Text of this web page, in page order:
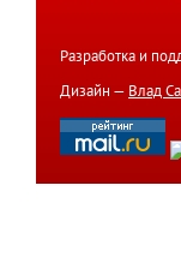
Разработка и
Дизайн — Влад